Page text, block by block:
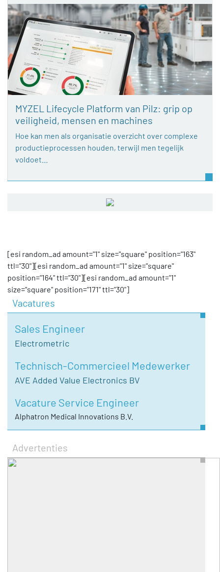
MYZEL Lifecycle Platform van Pilz: grip op
veiligheid, mensen en machines
Hoe kan men als organisatie overzicht over complexe
productieprocessen houden, terwijl men tegelijk
voldoet…
[esi random_ad amount="1" size="square" position="163"
ttl="30"][esi random_ad amount="1" size="square"
position="164" ttl="30"][esi random_ad amount="1"
size="square" position="171" ttl="30"]
Vacatures
Sales Engineer
Electrometric
Technisch-Commercieel Medewerker
AVE Added Value Electronics BV
Vacature Service Engineer
Alphatron Medical Innovations B.V.
Advertenties